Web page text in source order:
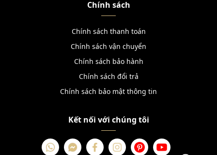
Chính sách
Chính sách thanh toán
Chính sách vận chuyển
Chính sách bảo hành
Chính sách đổi trả
Chính sách bảo mật thông tin
Kết nối với chúng tôi